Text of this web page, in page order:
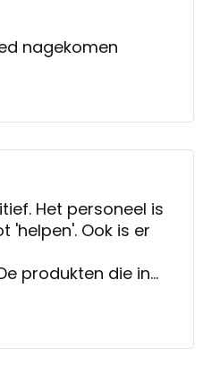
nagekomen
Het personeel is
'helpen'. Ook is er
produkten die in